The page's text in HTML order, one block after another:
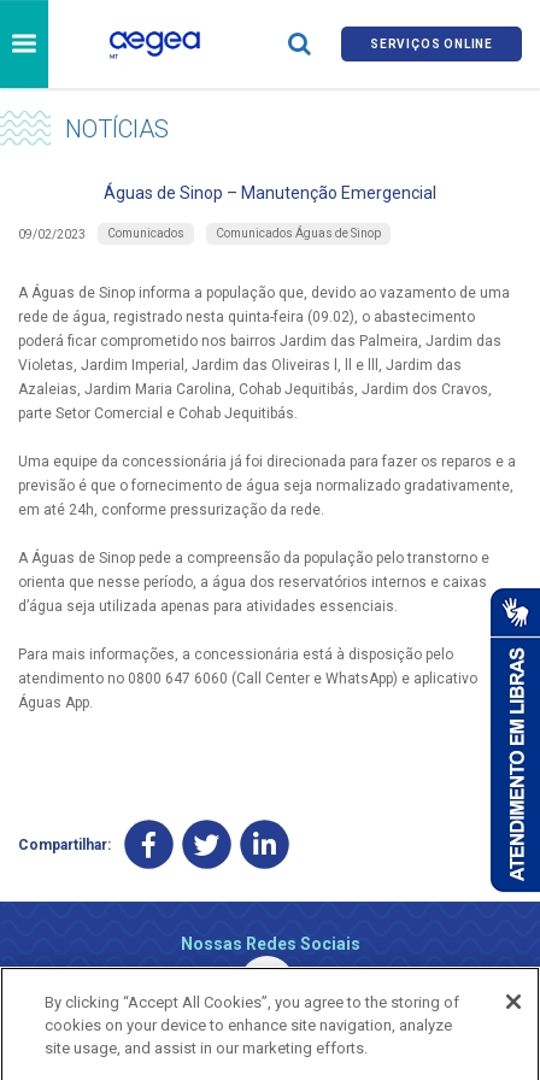
SERVIÇOS ONLINE
NOTÍCIAS
Águas de Sinop – Manutenção Emergencial
09/02/2023 Comunicados Comunicados Águas de Sinop
A Águas de Sinop informa a população que, devido ao vazamento de uma
rede de água, registrado nesta quinta-feira (09.02), o abastecimento
poderá ficar comprometido nos bairros Jardim das Palmeira, Jardim das
Violetas, Jardim Imperial, Jardim das Oliveiras l, ll e lll, Jardim das
Azaleias, Jardim Maria Carolina, Cohab Jequitibás, Jardim dos Cravos,
parte Setor Comercial e Cohab Jequitibás.
Uma equipe da concessionária já foi direcionada para fazer os reparos e a
previsão é que o fornecimento de água seja normalizado gradativamente,
em até 24h, conforme pressurização da rede.
A Águas de Sinop pede a compreensão da população pelo transtorno e
orienta que nesse período, a água dos reservatórios internos e caixas
d’água seja utilizada apenas para atividades essenciais.
Para mais informações, a concessionária está à disposição pelo
atendimento no 0800 647 6060 (Call Center e WhatsApp) e aplicativo
Águas App.
Compartilhar:
Nossas Redes Sociais
By clicking “Accept All Cookies”, you agree to the storing of
cookies on your device to enhance site navigation, analyze
site usage, and assist in our marketing efforts.